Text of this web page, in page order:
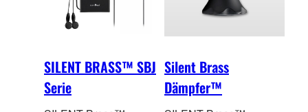
SILENT BRASS™ SBJ
Serie
Silent Brass
Dämpfer™